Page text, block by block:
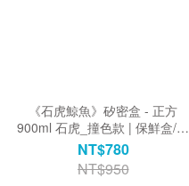
《石虎鯨魚》矽密盒 - 正方
900ml 石虎_撞色款 | 保鮮盒/微
波便當盒/矽膠餐盒
NT$780
NT$950